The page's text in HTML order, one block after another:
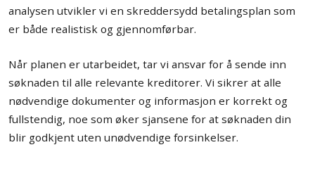
analysen utvikler vi en skreddersydd betalingsplan som
er både realistisk og gjennomførbar.
Når planen er utarbeidet, tar vi ansvar for å sende inn
søknaden til alle relevante kreditorer. Vi sikrer at alle
nødvendige dokumenter og informasjon er korrekt og
fullstendig, noe som øker sjansene for at søknaden din
blir godkjent uten unødvendige forsinkelser.